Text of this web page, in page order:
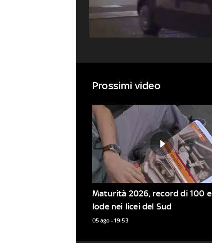
Prossimi video
Maturità 2026, record di 100 e
lode nei licei del Sud
05 ago - 19:53